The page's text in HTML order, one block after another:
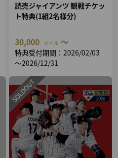
読売ジャイアンツ 観戦チケッ
ト特典(1組2名様分)
30,000 マイル ～
特典受付期間：2026/02/03
～2026/12/31